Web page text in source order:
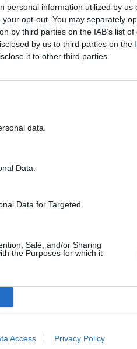
personal information utilized by us
opt-out. You may separately
by third parties on the IAB’s list of
by us to third parties on the
it to other third parties.
data.
Data.
Data for Targeted
Sale, and/or Sharing
the Purposes for which it
Access Privacy Policy